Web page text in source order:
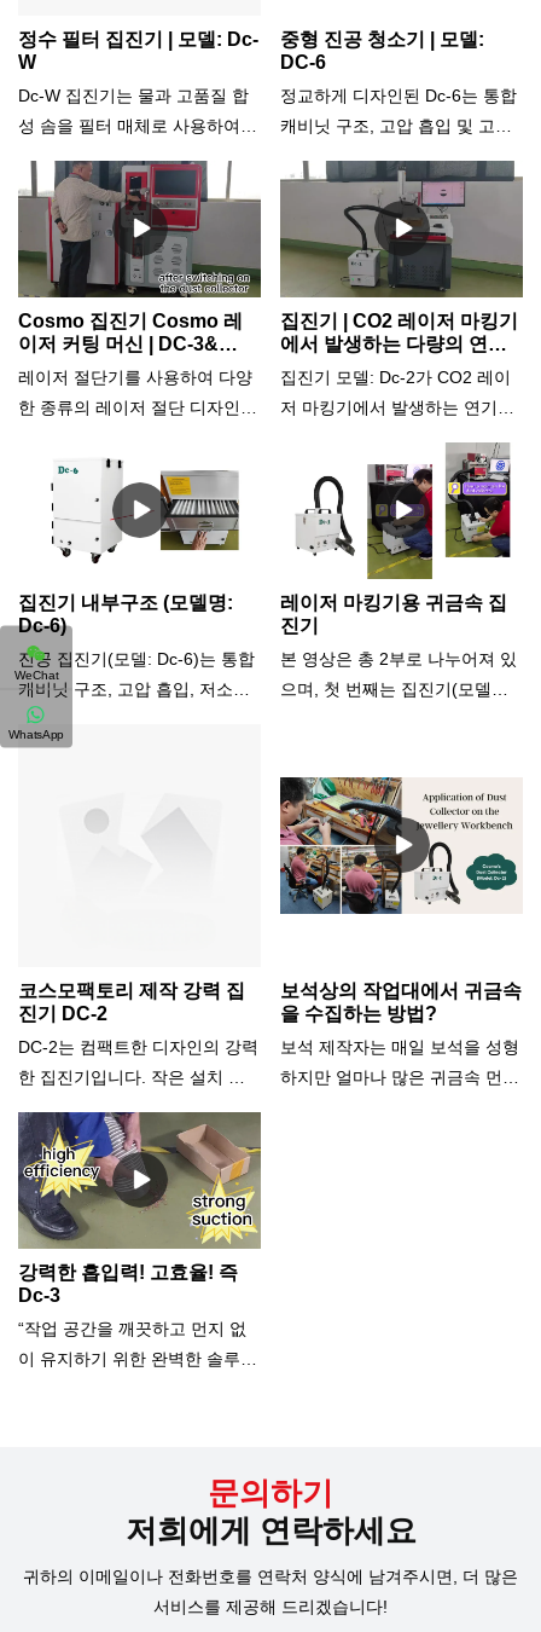
다. 많은 양의 먼지를 발생시키
재료에 적합합니다. 이 장치는
작업 환경을 흡수하고 효과적으
로 개선할 수 있습니다. 금속, 종
이, 플라스틱, PCV, 고무, 유리
등의 레이저 조각, 절단 및 용접
은 집진기 사용에 적합한 일부
응용 프로그램입니다.
정수 필터 집진기 | 모델: Dc-
W
Dc-W 집진기는 물과 고품질 합
성 솜을 필터 매체로 사용하여
다. 포집된 먼지는 물 속으로 가
라앉습니다. 다양한 유형의 먼지
를 처리할 수 있도록 3중 구조의
물 솜 집진기 여과 시스템은 미
직접 가라앉힐 만큼 강력합니다.
따라서 진공 청소 시 대기 오염
을 유발하는 미세 먼지가 흩날리
지 봉투 청소 및 교체 작업도 필
요 없습니다. 보석, 액세서리, 석
재 조각, CNC 조각, 틀니 등 다
양한 산업 분야에 적합합니다.
높은 회수율, 강력한 흡입력, 간
편한 유지 보수 및 청소, 저렴한
소모품, 낮은 소음.
중형 진공 청소기 | 모델:
DC-6
정교하게 디자인된 Dc-6는 통합
캐비닛 구조, 고압 흡입 및 고효
모터를 탑재해 고성능 속도와 오
랜 시간 작동이 가능하다. 다양
한 요구에 따라 집진기의 흡입
강도를 조정할 수 있습니다. 차
지 장비의 상태를 확인할 수 있
습니다. 기기의 상단 커버를 열
면 필터 유지 관리 및 교체가 간
Cosmo 집진기 Cosmo 레
이저 커팅 머신 | DC-3&
CPC-500G3
레이저 절단기를 사용하여 다양
한 종류의 레이저 절단 디자인을
생합니다. 이러한 먼지와 연기는
작업자와 작업장 환경에 건강 및
안전 위험을 초래할 수 있을 뿐
만 아니라 레이저 절단 프로세스
미칠 수 있습니다. 그렇기 때문
에 레이저 절단 시 집진기 시스
템이 필수적입니다.Cosmo는 원
스톱 솔루션 제공업체로서 우수
한 품질의 레이저 절단기뿐만 아
떻게 함께 작동하는지 봅시다.
집진기 | CO2 레이저 마킹기
에서 발생하는 다량의 연기
를 흡수
집진기 모델: Dc-2가 CO2 레이
저 마킹기에서 발생하는 연기를
확인하세요. Dc-2에는 많은 양의
연기와 먼지를 처리할 수 있는
강력한 흡입 및 여과 시스템이
있습니다. 작업장의 공기 질과
하십시오.
집진기 내부구조 (모델명:
Dc-6)
진공 집진기(모델: Dc-6)는 통합
캐비닛 구조, 고압 흡입, 저소음
및 고효율 회수 기능을 채택하고
절묘한 디자인을 갖추고 있습니
기, CNC 디자인 절단기 등 당사
장비와 완벽하게 통합되어 귀금
고품질 합성 면으로 만들어졌습
니다. 매우 두꺼워서 많은 양의
미세먼지를 흡착, 부착할 수 있
습니다. 중간 레이어를 열면 두
개의 필터 카트리지가 있습니다.
흡입된 먼지는 가라앉습니다. 하
단 레이어는 소음을 줄이도록 설
계되었습니다.
레이저 마킹기용 귀금속 집
진기
본 영상은 총 2부로 나누어져 있
으며, 첫 번째는 집진기(모델명:
사용을 위해 작업이 매우 쉽습니
다. 레이저 마킹/조각, 보석 연마
등을 할 때 집진기를 켜고 필요
에 따라 흡입력을 조정하십시오.
사용이 끝나면 전원을 끄고 깨끗
는 것이 좋습니다(1일 8시간 작
동하는 경우). 필터 박스는 3개월
마다 교체하는 것이 좋습니다.
코스모팩토리 제작 강력 집
진기 DC-2
DC-2는 컴팩트한 디자인의 강력
한 집진기입니다. 작은 설치 공
한 유지 보수, 적은 소모품, 낮은
전력 소비로 보석 산업에 적합합
니다. 흡입력은 조절 가능하며
저압 경보 기능을 탑재했습니다.
킹, 목공, 석조 조각 등 다른 산업
에서도 널리 사용됩니다.
보석상의 작업대에서 귀금속
을 수집하는 방법?
보석 제작자는 매일 보석을 성형
하지만 얼마나 많은 귀금속 먼지
려면 저희에게 연락하십시오! 이
메일을 보내거나 저희에게 전화
실 수 있습니다!어서 행동하라!
보석 공장을 더 깨끗하고 효율적
강력한 흡입력! 고효율! 즉
Dc-3
“작업 공간을 깨끗하고 먼지 없
이 유지하기 위한 완벽한 솔루션
작업자, 목공예가, DIY 애호가 및
작업 공간을 깨끗하고 건강하게
유지하려는 모든 사람에게 적합
합니다.”
문의하기
저희에게 연락하세요
귀하의 이메일이나 전화번호를 연락처 양식에 남겨주시면, 더 많은
서비스를 제공해 드리겠습니다!
WeChat
WhatsApp